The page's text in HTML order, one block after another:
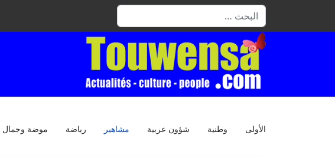
البحث
الأولى وطنية شؤون عربية مشاهير رياضة موضة وجمال